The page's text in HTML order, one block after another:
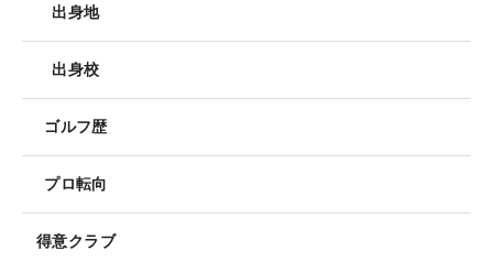
出身地
出身校
ゴルフ歴
プロ転向
得意クラブ